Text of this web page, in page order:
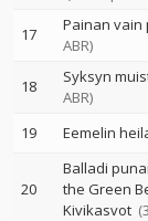
17 Painan vain
ABR)
18 Syksyn
ABR)
19 Eemelin
20
Balladi
the Green
Kivikasvot